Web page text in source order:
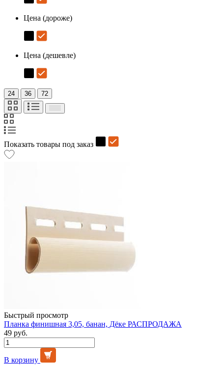
Цена (дороже)
Цена (дешевле)
24 36 72
Показать товары под заказ
Быстрый просмотр
Планка финишная 3,05, банан, Дёке РАСПРОДАЖА
49 руб.
В корзину